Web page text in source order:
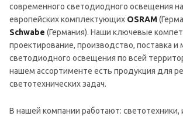
современного светодиодного освещения
европейских комплектующих OSRAM
Schwabe (Германия). Наши ключевые
проектирование, производство, поставка и
светодиодного освещения по всей
нашем ассортименте есть продукция для
светотехнических задач.
В нашей компании работают: